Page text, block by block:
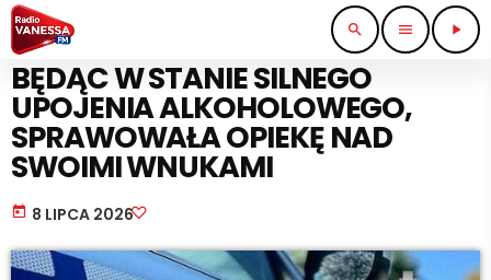
search menu play_arrow
STRAŻ I POLICJA
BĘDĄC W STANIE SILNEGO
UPOJENIA ALKOHOLOWEGO,
SPRAWOWAŁA OPIEKĘ NAD
SWOIMI WNUKAMI
today 8 LIPCA 2026